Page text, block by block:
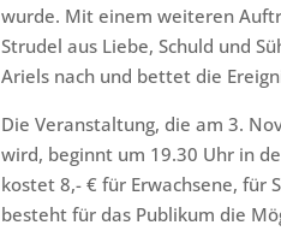
wurde. Mit einem weiteren
Strudel aus Liebe, Schuld und
Ariels nach und bettet die
Die Veranstaltung, die am 3.
wird, beginnt um 19.30 Uhr in
kostet 8,- € für Erwachsene, für
besteht für das Publikum die